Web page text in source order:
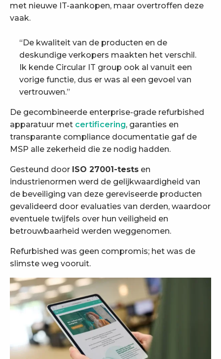
met nieuwe IT-aankopen, maar overtroffen deze
vaak.
“De kwaliteit van de producten en de
deskundige verkopers maakten het verschil.
Ik kende Circular IT group ook al vanuit een
vorige functie, dus er was al een gevoel van
vertrouwen.”
De gecombineerde enterprise-grade refurbished
apparatuur met certificering, garanties en
transparante compliance documentatie gaf de
MSP alle zekerheid die ze nodig hadden.
Gesteund door ISO 27001-tests en
industrienormen werd de gelijkwaardigheid van
de beveiliging van deze gereviseerde producten
gevalideerd door evaluaties van derden, waardoor
eventuele twijfels over hun veiligheid en
betrouwbaarheid werden weggenomen.
Refurbished was geen compromis; het was de
slimste weg vooruit.